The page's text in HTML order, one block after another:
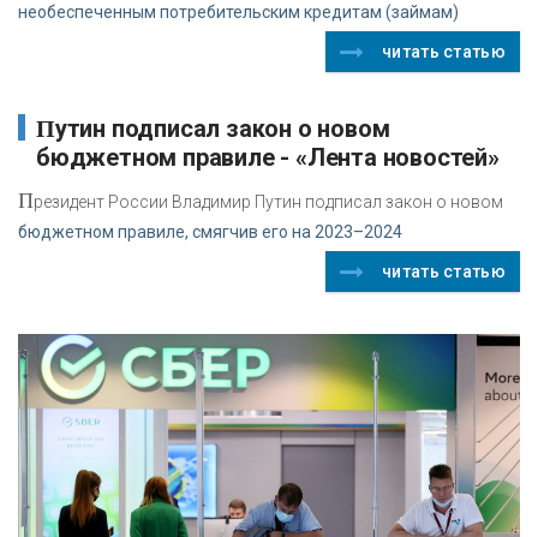
необеспеченным потребительским кредитам (займам)
читать статью
Путин подписал закон о новом
бюджетном правиле - «Лента новостей»
Президент России Владимир Путин подписал закон о новом
бюджетном правиле, смягчив его на 2023–2024
читать статью